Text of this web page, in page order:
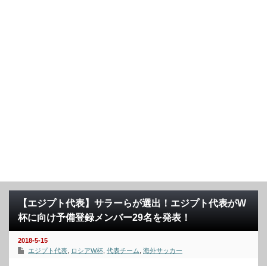
【エジプト代表】サラーらが選出！エジプト代表がW
杯に向け予備登録メンバー29名を発表！
2018-5-15
エジプト代表
ロシアW杯 代表チーム 海外サッカー